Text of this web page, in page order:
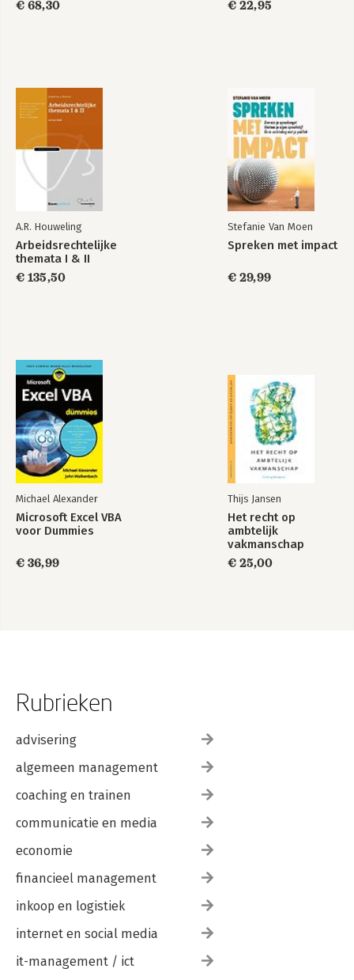
€ 68,30
€ 22,95
A.R. Houweling
Arbeidsrechtelijke
themata I & II
€ 135,50
Stefanie Van Moen
Spreken met impact
€ 29,99
Michael Alexander
Microsoft Excel VBA
voor Dummies
€ 36,99
Thijs Jansen
Het recht op
ambtelijk
vakmanschap
€ 25,00
Rubrieken
advisering
algemeen management
coaching en trainen
communicatie en media
economie
financieel management
inkoop en logistiek
internet en social media
it-management / ict